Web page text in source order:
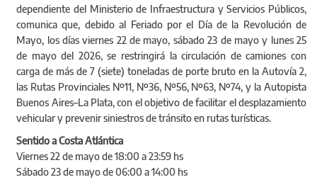
dependiente del Ministerio de Infraestructura y Servicios Públicos,
comunica que, debido al Feriado por el Día de la Revolución de
Mayo, los días viernes 22 de mayo, sábado 23 de mayo y lunes 25
de mayo del 2026, se restringirá la circulación de camiones con
carga de más de 7 (siete) toneladas de porte bruto en la Autovía 2,
las Rutas Provinciales Nº11, Nº36, Nº56, Nº63, Nº74, y la Autopista
Buenos Aires–La Plata, con el objetivo de facilitar el desplazamiento
vehicular y prevenir siniestros de tránsito en rutas turísticas.
Sentido a Costa Atlántica
Viernes 22 de mayo de 18:00 a 23:59 hs
Sábado 23 de mayo de 06:00 a 14:00 hs